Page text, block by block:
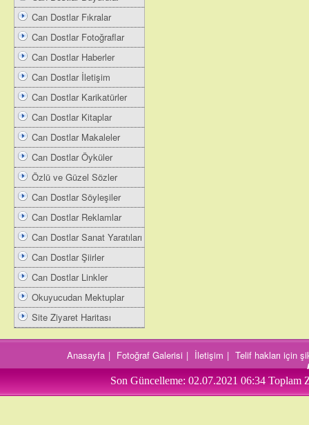
Can Dostlar Fıkralar
Can Dostlar Fotoğraflar
Can Dostlar Haberler
Can Dostlar İletişim
Can Dostlar Karikatürler
Can Dostlar Kitaplar
Can Dostlar Makaleler
Can Dostlar Öyküler
Özlü ve Güzel Sözler
Can Dostlar Söyleşiler
Can Dostlar Reklamlar
Can Dostlar Sanat Yaratıları
Can Dostlar Şiirler
Can Dostlar Linkler
Okuyucudan Mektuplar
Site Ziyaret Haritası
Anasayfa | Fotoğraf Galerisi | İletişim | Telif hakları için
Son Güncelleme: 02.07.2021 06:34 Toplam